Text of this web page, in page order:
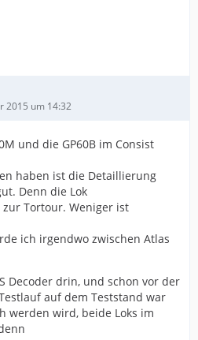
2015 um 14:32
und die GP60B im Consist
haben ist die Detaillierung
Denn die Lok
Tortour. Weniger ist
ich irgendwo zwischen Atlas
Decoder drin, und schon vor der
auf dem Teststand war
werden wird, beide Loks im